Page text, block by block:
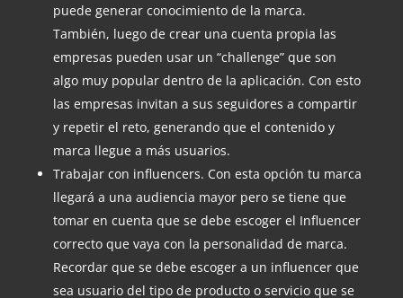
puede generar conocimiento de la marca.
También, luego de crear una cuenta propia las
empresas pueden usar un “challenge” que son
algo muy popular dentro de la aplicación. Con esto
las empresas invitan a sus seguidores a compartir
y repetir el reto, generando que el contenido y
marca llegue a más usuarios.
Trabajar con influencers. Con esta opción tu marca
llegará a una audiencia mayor pero se tiene que
tomar en cuenta que se debe escoger el Influencer
correcto que vaya con la personalidad de marca.
Recordar que se debe escoger a un influencer que
sea usuario del tipo de producto o servicio que se